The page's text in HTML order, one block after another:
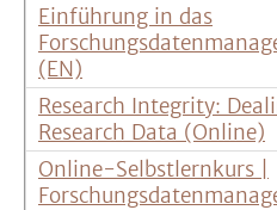
Einführung in das
(EN)
Research Integrity:
Research Data (Online)
Online-Selbstlernkurs |